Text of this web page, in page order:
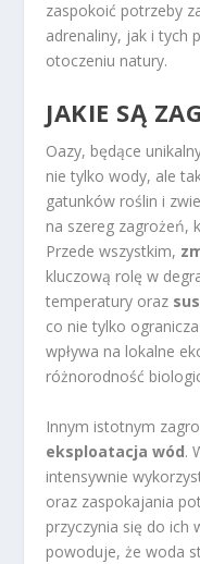
zaspokoić potrzeby
adrenaliny, jak i tych
otoczeniu natury.
JAKIE SĄ
Oazy, będące
nie tylko wody, ale
gatunków roślin i
na szereg zagrożeń,
Przede wszystkim,
kluczową rolę w
temperatury oraz
co nie tylko
wpływa na lokalne
różnorodność
Innym istotnym
eksploatacja wód.
intensywnie
oraz zaspokajania
przyczynia się do ich
powoduje, że woda